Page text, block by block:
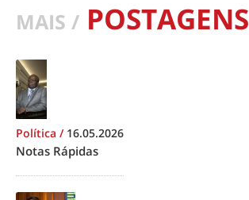
MAIS / POSTAGENS
Política / 16.05.2026
Notas Rápidas